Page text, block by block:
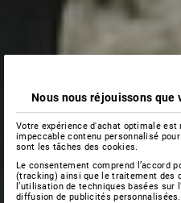
Nous nous réjouissons que
Votre expérience d'achat optimale
impeccable contenu personnalisé
sont les tâches des cookies.
Le consentement comprend l’accord
(tracking) ainsi que le traitement des
l’utilisation de techniques basées
diffusion de publicités personnalisées.